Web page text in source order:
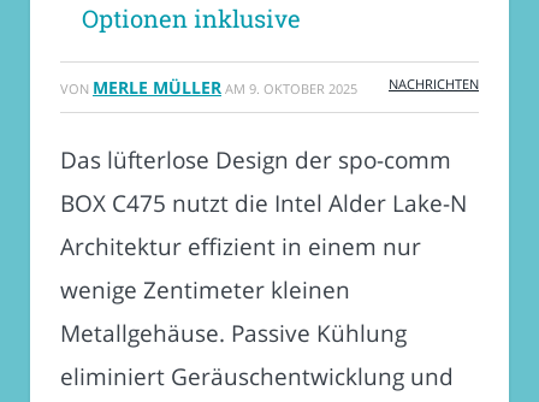
Optionen inklusive
VON MERLE MÜLLER AM 9. OKTOBER 2025 NACHRICHTEN
Das lüfterlose Design der spo-comm
BOX C475 nutzt die Intel Alder Lake-N
Architektur effizient in einem nur
wenige Zentimeter kleinen
Metallgehäuse. Passive Kühlung
eliminiert Geräuschentwicklung und